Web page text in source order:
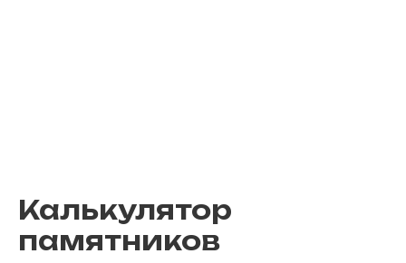
Калькулятор
памятников